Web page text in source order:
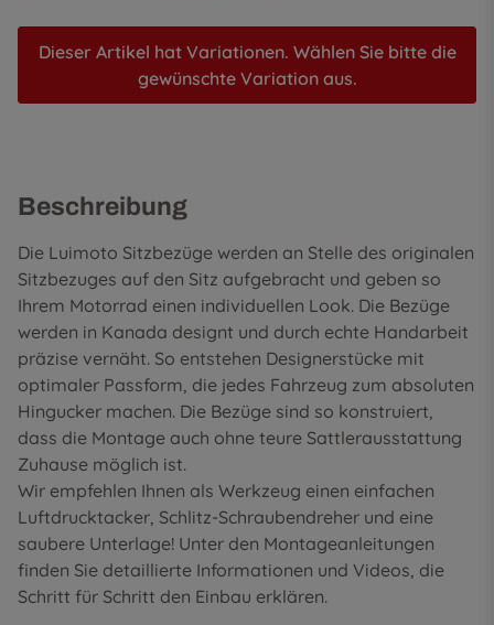
Dieser Artikel hat Variationen. Wählen Sie bitte die
gewünschte Variation aus.
Beschreibung
Die Luimoto Sitzbezüge werden an Stelle des originalen
Sitzbezuges auf den Sitz aufgebracht und geben so
Ihrem Motorrad einen individuellen Look. Die Bezüge
werden in Kanada designt und durch echte Handarbeit
präzise vernäht. So entstehen Designerstücke mit
optimaler Passform, die jedes Fahrzeug zum absoluten
Hingucker machen. Die Bezüge sind so konstruiert,
dass die Montage auch ohne teure Sattlerausstattung
Zuhause möglich ist.
Wir empfehlen Ihnen als Werkzeug einen einfachen
Luftdrucktacker, Schlitz-Schraubendreher und eine
saubere Unterlage! Unter den Montageanleitungen
finden Sie detaillierte Informationen und Videos, die
Schritt für Schritt den Einbau erklären.